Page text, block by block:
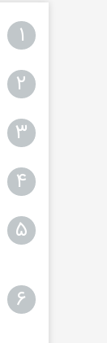
۱
۲
۳
۴
۵
۶